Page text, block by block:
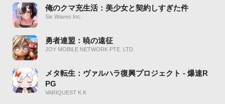
俺のクマ充生活：美少女と契約しすぎた件
Six Waves Inc.
勇者連盟：暁の遠征
JOY MOBILE NETWORK PTE. LTD.
メタ転生：ヴァルハラ復興プロジェクト - 爆速R
PG
VARIQUEST K K